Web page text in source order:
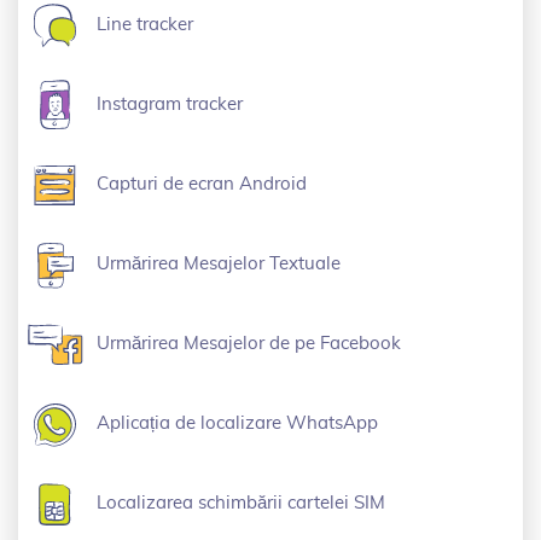
Line tracker
Instagram tracker
Capturi de ecran Android
Urmărirea Mesajelor Textuale
Urmărirea Mesajelor de pe Facebook
Aplicația de localizare WhatsApp
Localizarea schimbării cartelei SIM